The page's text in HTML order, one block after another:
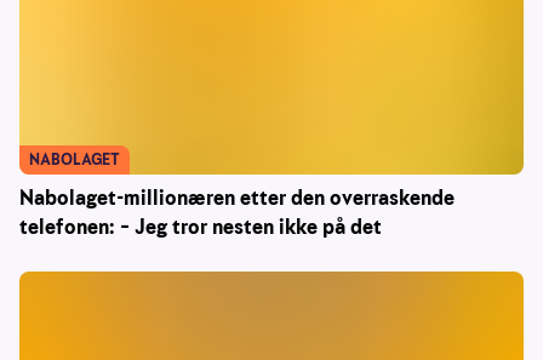
Nabolaget-millionæren etter den overraskende
telefonen: – Jeg tror nesten ikke på det
NABOLAGET